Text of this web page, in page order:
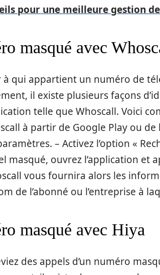
pour une meilleure gestion
masqué avec
qui appartient un numéro de
il existe plusieurs façons
telle que Whoscall. Voici
à partir de Google Play ou de
– Activez l’option «
masqué, ouvrez l’application et
vous fournira alors les
de l’abonné ou l’entreprise à
masqué avec Hiya
des appels d’un numéro